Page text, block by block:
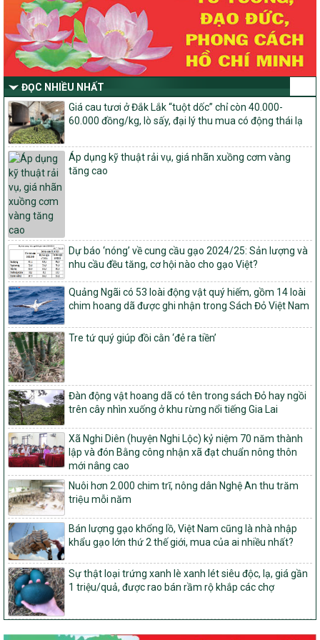
Thông tư Số 23/2026/TT-BNNMT
Thông tư Hướng dẫn thực hiện một số nội dung Chương trình
mục tiêu quốc gia xây dựng nông thôn mới, giảm nghèo bền
vững và phát triển kinh tế – xã hội vùng đồng bào dân tộc thiểu
số và miền núi giai đoạn 2026-2030 thuộc phạm vi quản lý nhà
nước của Bộ Nông nghiệp và Môi trường
Quyết định số: 26/2026/QĐ-TTg
Quyết định ban hành Bộ tiêu chí và quy trình đánh giá, phân hạng
sản phẩm Mỗi xã một sản phẩm
số: 19/2026/QĐ-TTg
Quy định điều kiện, trình tự, thủ tục, hồ sơ xét, công nhận, công bố
và thu hồi quyết định công nhận xã đạt chuẩn nông thôn mới, xã
đạt nông thôn mới hiện đại và tỉnh, thành phố hoàn thành nhiệm
vụ xây dựng nông thôn mới giai đoạn 2026 – 2030
Quyết định số 16/2026/QĐ-TTg
Quy định nguyên tắc, tiêu chí, định mức phân bổ ngân sách trung
ương và tỉ lệ vốn đối ứng ngân sách của địa phương thực hiện
Chương trình mục tiêu quốc gia xây dựng nông thôn mới, giảm
nghèo bền vững và phát triển kinh tế – xã hội vùng đồng bào dân
tộc thiểu số và miền núi giai đoạn 2026 – 2030
1451/QĐ-UBND
Phê duyệt danh sách các xã thuộc nhóm 1, nhóm 2, nhóm 3
trong xây dựng nông thôn mới giai đoạn 2026-2030 trên địa bàn
tỉnh Nghệ An
103/PTNT-NTM
Về việc đăng ký thực hiện Dự án liên kết theo chuỗi giá trị thuộc
Dự án 2 – Chương trình Mục tiêu quốc gia Giảm nghèo bền vững
giai đoạn 2021-2025 được kéo dài sang năm 2026
827/QĐ-BNNMT
Quyết định Ban hành Kế hoạch triển khai thực hiện Chương trình
mục tiêu quốc gia xây dựng nông thôn mới, giảm nghèo bền
vững và phát triển kinh tế – xã hội vùng đồng bào dân tộc thiểu
số và miền núi giai đoạn 2026-2035, giai đoạn I: Từ năm 2026
đến năm 2030
14/2026/TT-BNNMT
Hướng dẫn thực hiện một số nội dung tiêu chí, điều kiện thuộc Bộ
tiêu chí quốc gia về nông thôn mới giai đoạn 2026 – 2030 thuộc
phạm vi quản lý nhà nước của Bộ Nông nghiệp và Môi trường
417/QĐ-BNNMT
Phê duyệt Chương trình mục tiêu quốc gia xây dựng nông thôn
mới, giảm nghèo bền vững và phát triển kinh tế – xã hội vùng
đồng bào dân tộc thiểu số và miền núi giai đoạn 2026-2035, giai
ĐỌC NHIỀU NHẤT
Giá cau tươi ở Đắk Lắk “tuột dốc” chỉ còn 40.000-
60.000 đồng/kg, lò sấy, đại lý thu mua có động thái lạ
Áp dụng kỹ thuật rải vụ, giá nhãn xuồng cơm vàng
tăng cao
Dự báo ‘nóng’ về cung cầu gạo 2024/25: Sản lượng và
nhu cầu đều tăng, cơ hội nào cho gạo Việt?
Quảng Ngãi có 53 loài động vật quý hiếm, gồm 14 loài
chim hoang dã được ghi nhận trong Sách Đỏ Việt Nam
Tre tứ quý giúp đồi cằn ‘đẻ ra tiền’
Đàn động vật hoang dã có tên trong sách Đỏ hay ngồi
trên cây nhìn xuống ở khu rừng nổi tiếng Gia Lai
Xã Nghi Diên (huyện Nghi Lộc) kỷ niệm 70 năm thành
lập và đón Bằng công nhận xã đạt chuẩn nông thôn
mới nâng cao
Nuôi hơn 2.000 chim trĩ, nông dân Nghệ An thu trăm
triệu mỗi năm
Bán lượng gạo khổng lồ, Việt Nam cũng là nhà nhập
khẩu gạo lớn thứ 2 thế giới, mua của ai nhiều nhất?
Sự thật loại trứng xanh lè xanh lét siêu độc, lạ, giá gần
1 triệu/quả, được rao bán rầm rộ khắp các chợ